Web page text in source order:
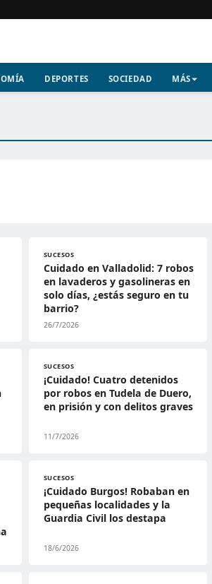
DEPORTES SOCIEDAD MÁS
SUCESOS
Cuidado en Valladolid: 7 robos
en lavaderos y gasolineras en
solo días, ¿estás seguro en tu
barrio?
26/7/2026
SUCESOS
¡Cuidado! Cuatro detenidos
por robos en Tudela de Duero,
en prisión y con delitos graves
11/7/2026
SUCESOS
¡Cuidado Burgos! Robaban en
pequeñas localidades y la
Guardia Civil los destapa
18/6/2026